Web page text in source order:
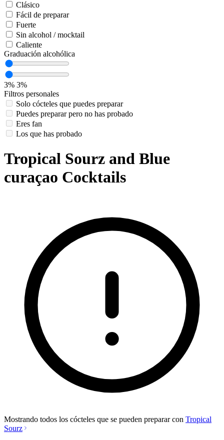
Clásico
Fácil de preparar
Fuerte
Sin alcohol / mocktail
Caliente
Graduación alcohólica
3% 3%
Filtros personales
Solo cócteles que puedes preparar
Puedes preparar pero no has probado
Eres fan
Los que has probado
Tropical Sourz and Blue
curaçao Cocktails
Mostrando todos los cócteles que se pueden preparar con Tropical
Sourz